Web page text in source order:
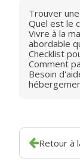
Trouver
Quel est le
Vivre à la
abordable
Checklist
Comment
Besoin
Retour à